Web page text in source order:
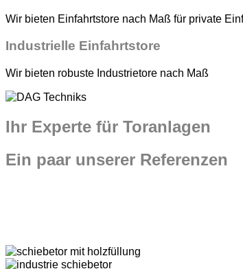
Wir bieten Einfahrtstore nach Maß für private
Industrielle Einfahrtstore
Wir bieten robuste Industrietore nach Maß
Ihr Experte für Toranlagen
Ein paar unserer Referenzen